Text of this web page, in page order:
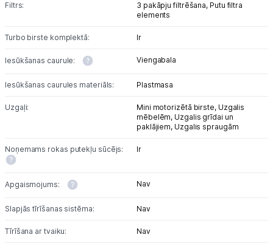
Filtrs: 3 pakāpju filtrēšana, Putu filtra
elements
Turbo birste komplektā: Ir
Iesūkšanas caurule: Viengabala
Iesūkšanas caurules materiāls: Plastmasa
Uzgaļi: Mini motorizētā birste, Uzgalis
mēbelēm, Uzgalis grīdai un
paklājiem, Uzgalis spraugām
Noņemams rokas putekļu sūcējs: Ir
Apgaismojums: Nav
Slapjās tīrīšanas sistēma: Nav
Tīrīšana ar tvaiku: Nav